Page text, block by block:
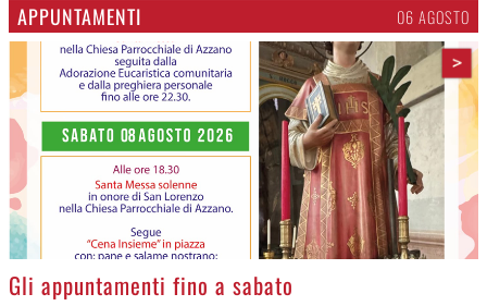
APPUNTAMENTI 06 AGOSTO
>
Gli appuntamenti fino a sabato